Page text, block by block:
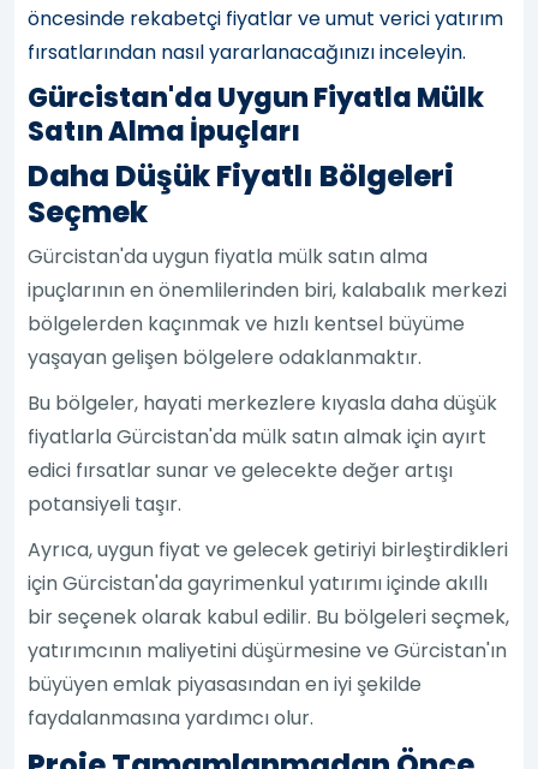
öncesinde rekabetçi fiyatlar ve umut verici yatırım
fırsatlarından nasıl yararlanacağınızı inceleyin.
Gürcistan'da Uygun Fiyatla Mülk
Satın Alma İpuçları
Daha Düşük Fiyatlı Bölgeleri
Seçmek
Gürcistan'da uygun fiyatla mülk satın alma
ipuçlarının en önemlilerinden biri, kalabalık merkezi
bölgelerden kaçınmak ve hızlı kentsel büyüme
yaşayan gelişen bölgelere odaklanmaktır.
Bu bölgeler, hayati merkezlere kıyasla daha düşük
fiyatlarla Gürcistan'da mülk satın almak için ayırt
edici fırsatlar sunar ve gelecekte değer artışı
potansiyeli taşır.
Ayrıca, uygun fiyat ve gelecek getiriyi birleştirdikleri
için Gürcistan'da gayrimenkul yatırımı içinde akıllı
bir seçenek olarak kabul edilir. Bu bölgeleri seçmek,
yatırımcının maliyetini düşürmesine ve Gürcistan'ın
büyüyen emlak piyasasından en iyi şekilde
faydalanmasına yardımcı olur.